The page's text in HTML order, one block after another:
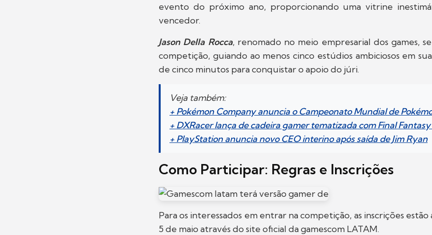
evento do próximo ano, proporcionando uma vitrine
vencedor.
Jason Della Rocca, renomado no meio empresarial dos games,
competição, guiando ao menos cinco estúdios ambiciosos em
de cinco minutos para conquistar o apoio do júri.
Veja também:
+ Pokémon Company anuncia o Campeonato Mundial de
+ DXRacer lança de cadeira gamer tematizada com Final
+ PlayStation anuncia novo CEO interino após saída de Jim Ryan
Como Participar: Regras e Inscrições
Para os interessados em entrar na competição, as inscrições
5 de maio através do site oficial da gamescom LATAM.